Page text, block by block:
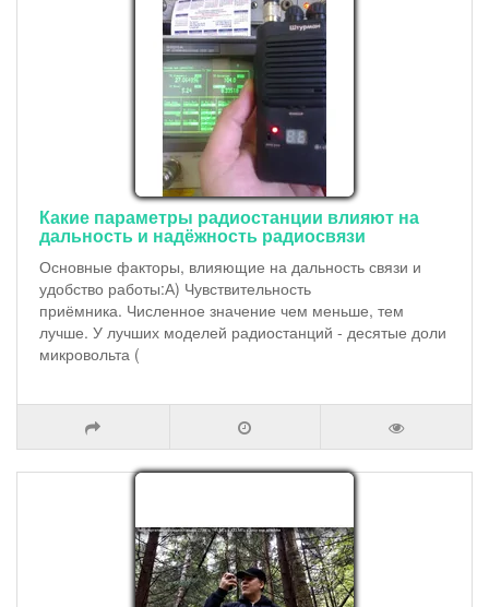
Какие параметры радиостанции влияют на
дальность и надёжность радиосвязи
Основные факторы, влияющие на дальность связи и
удобство работы:А) Чувствительность
приёмника. Численное значение чем меньше, тем
лучше. У лучших моделей радиостанций - десятые доли
микровольта (